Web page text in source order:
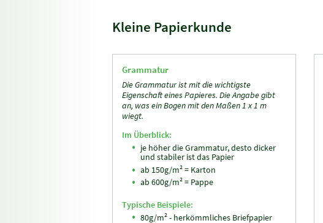
Kleine Papierkunde
Grammatur
Die Grammatur ist mit die wichtigste
Eigenschaft eines Papieres. Die Angabe gibt
an, was ein Bogen mit den Maßen 1 x 1 m
wiegt.
Im Überblick:
je höher die Grammatur, desto dicker
und stabiler ist das Papier
ab 150g/m² = Karton
ab 600g/m² = Pappe
Typische Beispiele:
80g/m² - herkömmliches Briefpapier